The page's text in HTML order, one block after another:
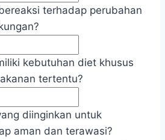
terhadap perubahan
kebutuhan diet khusus
tertentu?
diinginkan untuk
aman dan terawasi?